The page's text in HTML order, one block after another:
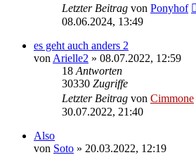
Letzter Beitrag von Ponyhof
08.06.2024, 13:49
es geht auch anders 2
von Arielle2 » 08.07.2022, 12:59
18 Antworten
30330 Zugriffe
Letzter Beitrag von Cimmone
30.07.2022, 21:40
Also
von Soto » 20.03.2022, 12:19